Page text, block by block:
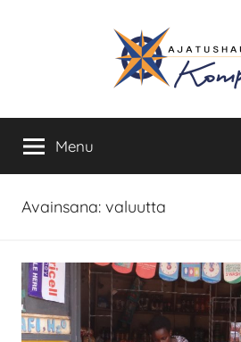
Ajatushautomo
Kompassi
Menu
Avainsana: valuutta